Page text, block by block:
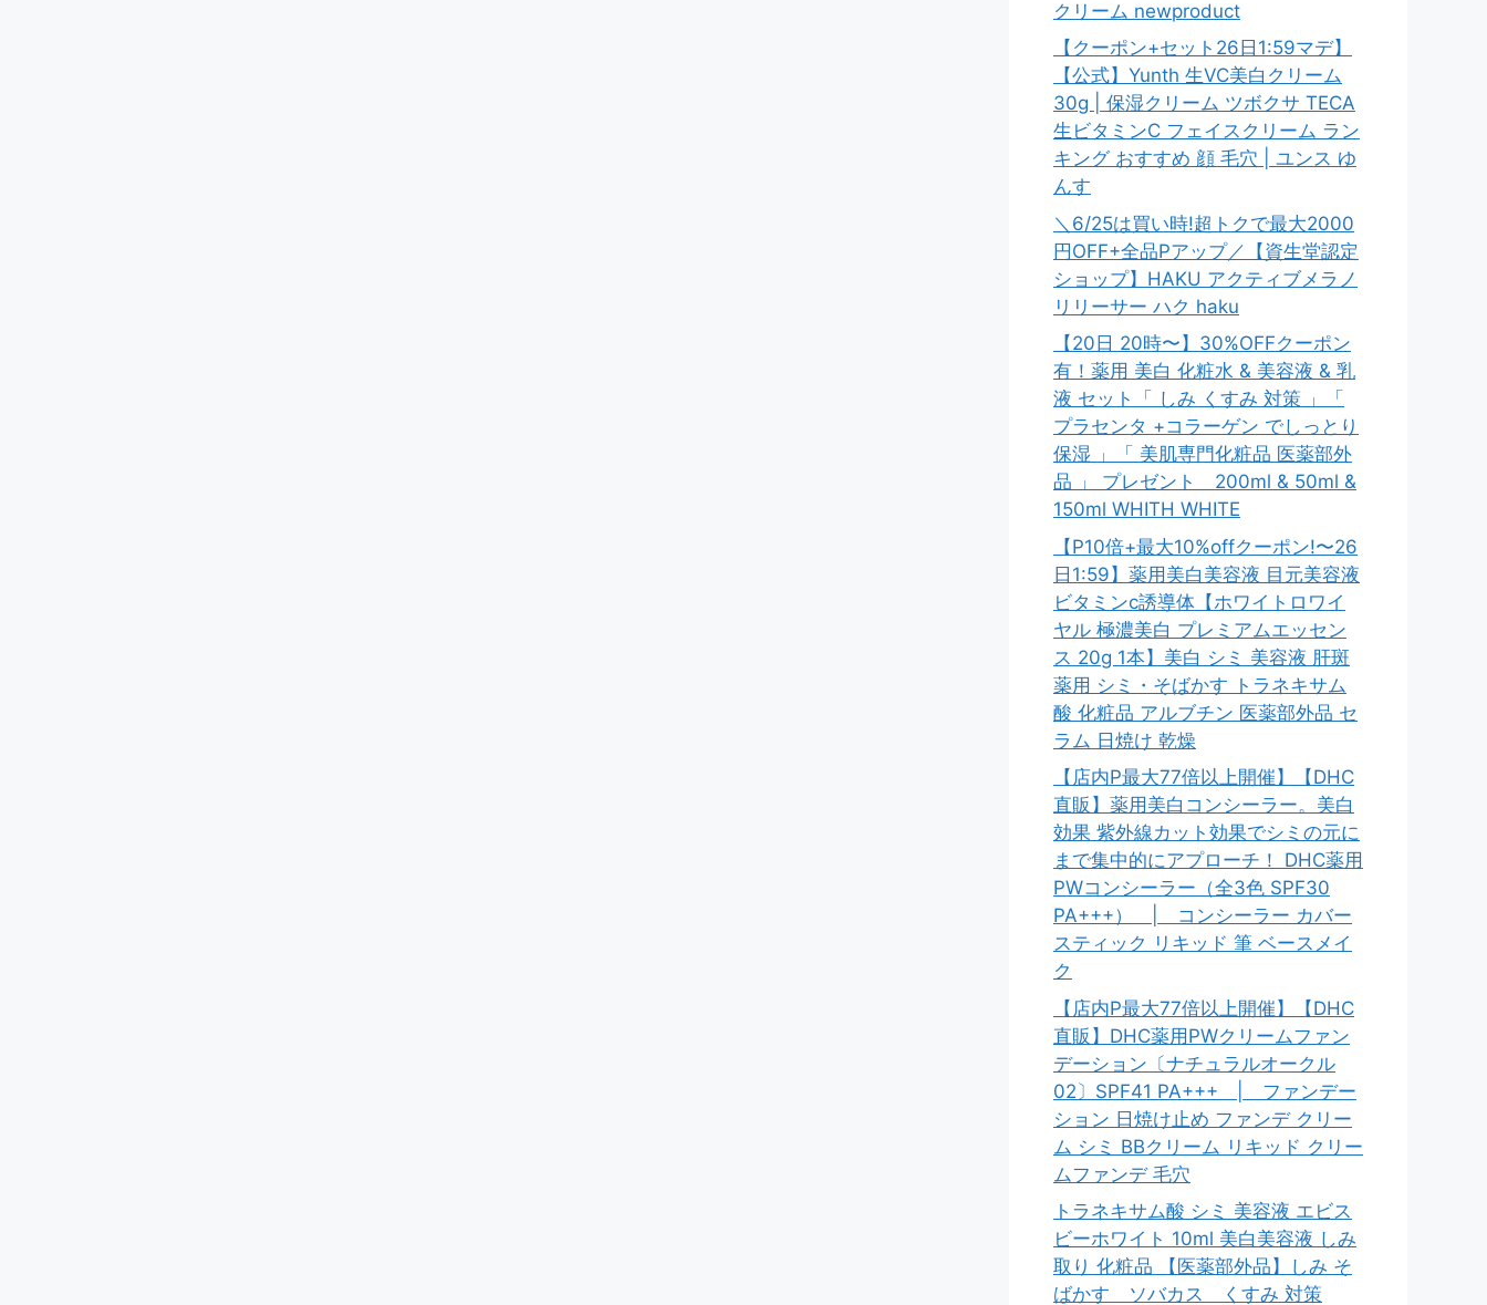
クリーム newproduct
【クーポン+セット26日1:59マデ】
【公式】Yunth 生VC美白クリーム
30g | 保湿クリーム ツボクサ TECA
生ビタミンC フェイスクリーム ラン
キング おすすめ 顔 毛穴 | ユンス ゆ
んす
＼6/25は買い時!超トクで最大2000
円OFF+全品Pアップ／【資生堂認定
ショップ】HAKU アクティブメラノ
リリーサー ハク haku
【20日 20時〜】30%OFFクーポン
有！薬用 美白 化粧水 & 美容液 & 乳
液 セット「 しみ くすみ 対策 」「
プラセンタ +コラーゲン でしっとり
保湿 」「 美肌専門化粧品 医薬部外
品 」 プレゼント 200ml & 50ml &
150ml WHITH WHITE
【P10倍+最大10%offクーポン!〜26
日1:59】薬用美白美容液 目元美容液
ビタミンc誘導体【ホワイトロワイ
ヤル 極濃美白 プレミアムエッセン
ス 20g 1本】美白 シミ 美容液 肝斑
薬用 シミ・そばかす トラネキサム
酸 化粧品 アルブチン 医薬部外品 セ
ラム 日焼け 乾燥
【店内P最大77倍以上開催】【DHC
直販】薬用美白コンシーラー。美白
効果 紫外線カット効果でシミの元に
まで集中的にアプローチ！ DHC薬用
PWコンシーラー（全3色 SPF30
PA+++） | コンシーラー カバー
スティック リキッド 筆 ベースメイ
ク
【店内P最大77倍以上開催】【DHC
直販】DHC薬用PWクリームファン
デーション〔ナチュラルオークル
02〕SPF41 PA+++ | ファンデー
ション 日焼け止め ファンデ クリー
ム シミ BBクリーム リキッド クリー
ムファンデ 毛穴
トラネキサム酸 シミ 美容液 エビス
ビーホワイト 10ml 美白美容液 しみ
取り 化粧品 【医薬部外品】しみ そ
ばかす ソバカス くすみ 対策